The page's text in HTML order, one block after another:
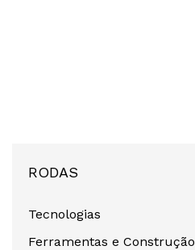
RODAS
Tecnologias
Ferramentas e Construção